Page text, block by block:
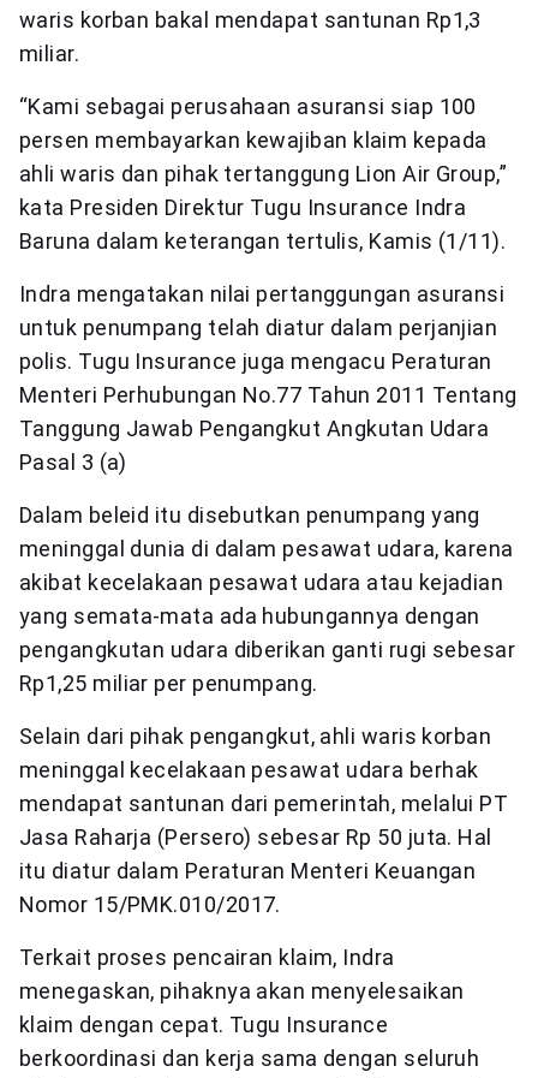
waris korban bakal mendapat santunan Rp1,3
miliar.
“Kami sebagai perusahaan asuransi siap 100
persen membayarkan kewajiban klaim kepada
ahli waris dan pihak tertanggung Lion Air Group,”
kata Presiden Direktur Tugu Insurance Indra
Baruna dalam keterangan tertulis, Kamis (1/11).
Indra mengatakan nilai pertanggungan asuransi
untuk penumpang telah diatur dalam perjanjian
polis. Tugu Insurance juga mengacu Peraturan
Menteri Perhubungan No.77 Tahun 2011 Tentang
Tanggung Jawab Pengangkut Angkutan Udara
Pasal 3 (a)
Dalam beleid itu disebutkan penumpang yang
meninggal dunia di dalam pesawat udara, karena
akibat kecelakaan pesawat udara atau kejadian
yang semata-mata ada hubungannya dengan
pengangkutan udara diberikan ganti rugi sebesar
Rp1,25 miliar per penumpang.
Selain dari pihak pengangkut, ahli waris korban
meninggal kecelakaan pesawat udara berhak
mendapat santunan dari pemerintah, melalui PT
Jasa Raharja (Persero) sebesar Rp 50 juta. Hal
itu diatur dalam Peraturan Menteri Keuangan
Nomor 15/PMK.010/2017.
Terkait proses pencairan klaim, Indra
menegaskan, pihaknya akan menyelesaikan
klaim dengan cepat. Tugu Insurance
berkoordinasi dan kerja sama dengan seluruh